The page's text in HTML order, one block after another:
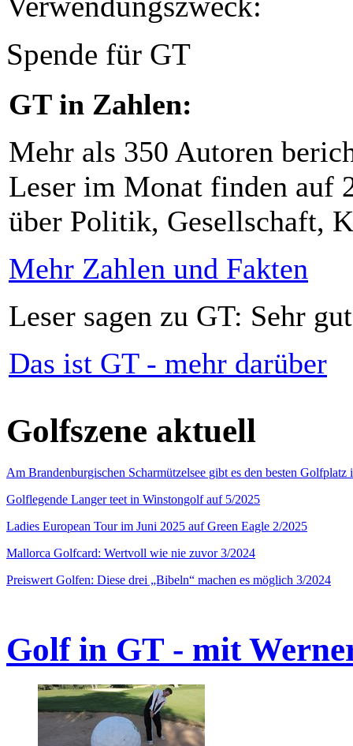
Spende für GT
GT in Zahlen:
Mehr als 350 Autoren
Leser im Monat finden auf
über Politik, Gesellschaft,
Mehr Zahlen und Fakten
Leser sagen zu GT: Sehr
Das ist GT - mehr darüber
Golfszene aktuell
Am Brandenburgischen Scharmützelsee gibt es den besten
Golflegende Langer teet in Winstongolf auf 5/2025
Ladies European Tour im Juni 2025 auf Green Eagle 2/2025
Mallorca Golfcard: Wertvoll wie nie zuvor 3/2024
Preiswert Golfen: Diese drei „Bibeln“ machen es möglich 3/2024
Golf in GT - mit